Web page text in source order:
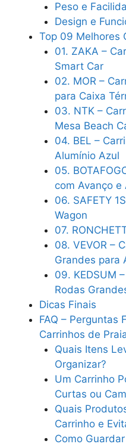
Peso e
Design e
Top 09 Melhores
01. ZAKA –
Smart Car
02. MOR –
para Caixa
03. NTK –
Mesa Beach
04. BEL –
Alumínio Azul
05.
com Avanço e
06. SAFETY
Wagon
07.
08. VEVOR –
Grandes para
09. KEDSUM
Rodas
Dicas Finais
FAQ – Perguntas
Carrinhos de
Quais Itens
Organizar?
Um Carrinho
Curtas ou
Quais
Carrinho e
Como